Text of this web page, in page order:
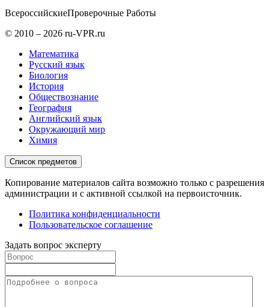
ВсероссийскиеПроверочные Работы
© 2010 – 2026 ru-VPR.ru
Математика
Русский язык
Биология
История
Обществознание
География
Английский язык
Окружающий мир
Химия
Список предметов
Копирование материалов сайта возможно только с разрешения
администрации и с активной ссылкой на первоисточник.
Политика конфиденциальности
Пользовательское соглашение
Задать вопрос эксперту